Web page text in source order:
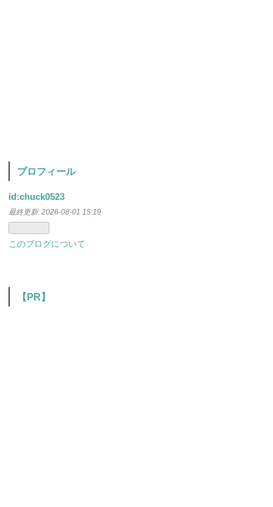
プロフィール
id:chuck0523
最終更新: 2026-08-01 15:19
このブログについて
【PR】